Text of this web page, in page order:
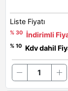
Liste Fiyatı
% 30
İndirimli
% 10
Kdv dahil